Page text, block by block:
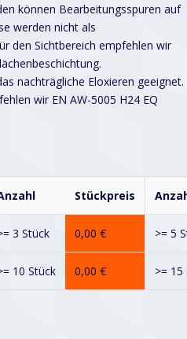
können Bearbeitungsspuren auf
werden nicht als
den Sichtbereich empfehlen wir
nachträgliche Eloxieren geeignet.
wir EN AW-5005 H24 EQ
Stückpreis
3 Stück 0,00 € >= 5
10 Stück 0,00 € >= 15